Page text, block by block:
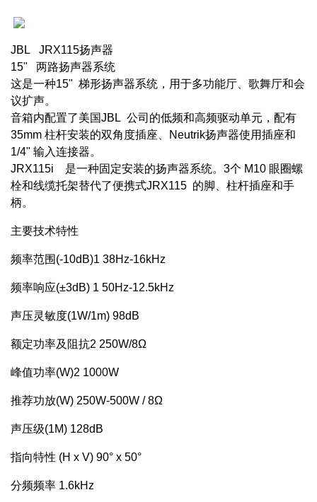
JBL JRX115扬声器
15" 两路扬声器系统
这是一种15" 梯形扬声器系统，用于多功能厅、歌舞厅和会
议扩声。
音箱内配置了美国JBL 公司的低频和高频驱动单元，配有
35mm 柱杆安装的双角度插座、Neutrik扬声器使用插座和
1/4" 输入连接器。
JRX115i 是一种固定安装的扬声器系统。3个 M10 眼圈螺
栓和线缆托架替代了便携式JRX115 的脚、柱杆插座和手
柄。
主要技术特性
频率范围(-10dB)1 38Hz-16kHz
频率响应(±3dB) 1 50Hz-12.5kHz
声压灵敏度(1W/1m) 98dB
额定功率及阻抗2 250W/8Ω
峰值功率(W)2 1000W
推荐功放(W) 250W-500W / 8Ω
声压级(1M) 128dB
指向特性 (H x V) 90° x 50°
分频频率 1.6kHz